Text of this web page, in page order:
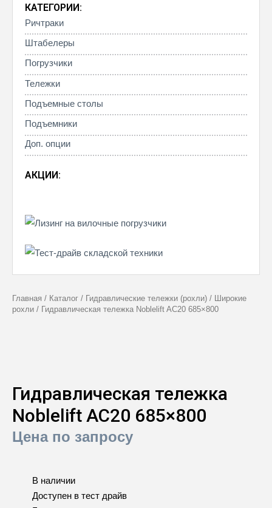
КАТЕГОРИИ:
Ричтраки
Штабелеры
Погрузчики
Тележки
Подъемные столы
Подъемники
Доп. опции
АКЦИИ:
Главная / Каталог / Гидравлические тележки (рохли) / Широкие
рохли / Гидравлическая тележка Noblelift AC20 685×800
Гидравлическая тележка
Noblelift AC20 685×800
Цена по запросу
В наличии
Доступен в тест драйв